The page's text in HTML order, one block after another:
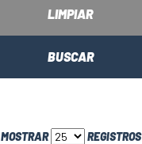
LIMPIAR
BUSCAR
MOSTRAR REGISTROS